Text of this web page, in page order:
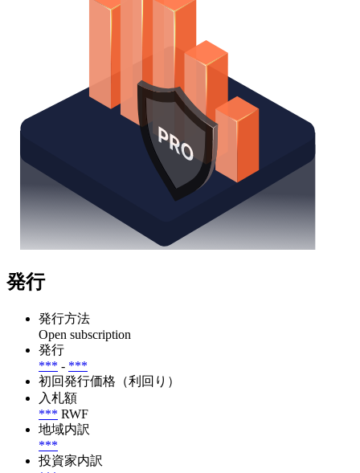
発行
発行方法
Open subscription
発行
*** - ***
初回発行価格（利回り）
入札額
*** RWF
地域内訳
***
投資家内訳